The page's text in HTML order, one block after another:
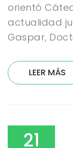
orientó
actualidad
Gaspar,
LEER MÁS
21